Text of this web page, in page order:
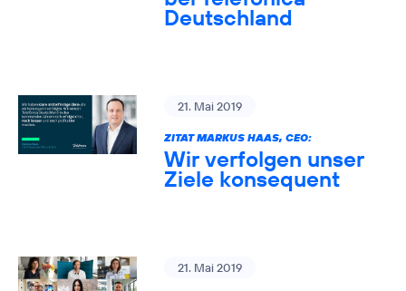
Deutschland
21. Mai 2019
ZITAT MARKUS HAAS, CEO:
Wir verfolgen unser
Ziele konsequent
21. Mai 2019